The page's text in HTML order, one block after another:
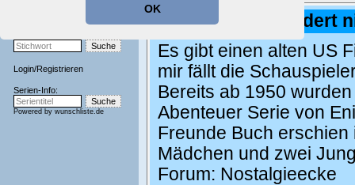
OK
Login/Registrieren
Serien-Info:
Powered by wunschliste.de
1.Re: Lassie gendert
Es gibt einen alten US
mir fällt die
Bereits ab 1950
Abenteuer Serie von
Freunde Buch
Mädchen und zwei
Forum: Nostalgieecke